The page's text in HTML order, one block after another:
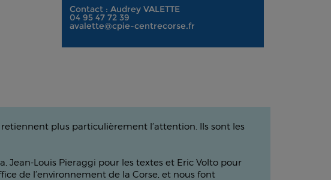
Contact : Audrey VALETTE
04 95 47 72 39
avalette@cpie-centrecorse.fr
plus particulièrement l’attention. Ils sont les
Jean-Louis Pieraggi pour les textes et Eric Volto pour
de l’environnement de la Corse, et nous font